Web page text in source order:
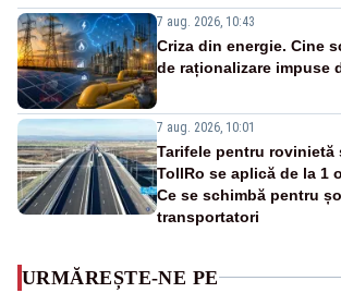
7 aug. 2026, 10:43
Criza din energie. Cine
de raționalizare impuse
7 aug. 2026, 10:01
Tarifele pentru rovinietă
TollRo se aplică de la 1
Ce se schimbă pentru
transportatori
URMĂREȘTE-NE PE